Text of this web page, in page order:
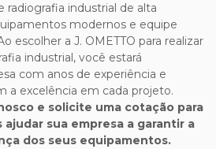
radiografia industrial de alta
modernos e equipe
escolher a J. OMETTO para realizar
industrial, você estará
com anos de experiência e
excelência em cada projeto.
e solicite uma cotação para
sua empresa a garantir a
dos seus equipamentos.